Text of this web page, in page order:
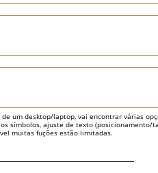
um desktop/laptop, vai encontrar várias
símbolos, ajuste de texto (posicionamento/
muitas fuções estão limitadas.